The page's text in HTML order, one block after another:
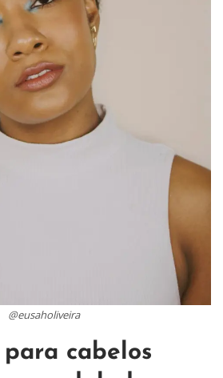
@eusaholiveira
cabelos